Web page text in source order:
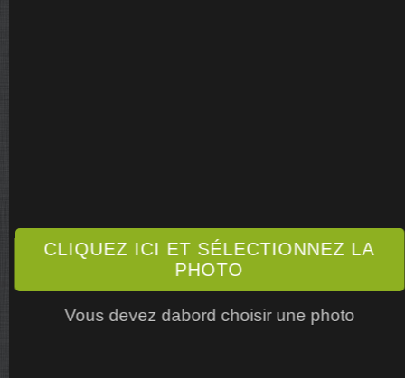
CLIQUEZ ICI ET SÉLECTIONNEZ LA
PHOTO
Vous devez dabord choisir une photo